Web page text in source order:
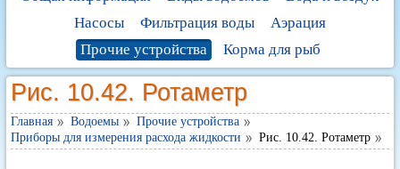
Насосы
Фильтрация воды
Аэрация
Прочие устройства
Корма для рыб
Рис. 10.42. Ротаметр
Главная Водоемы
Прочие устройства
Приборы для измерения расхода жидкости
Рис. 10.42. Ротаметр